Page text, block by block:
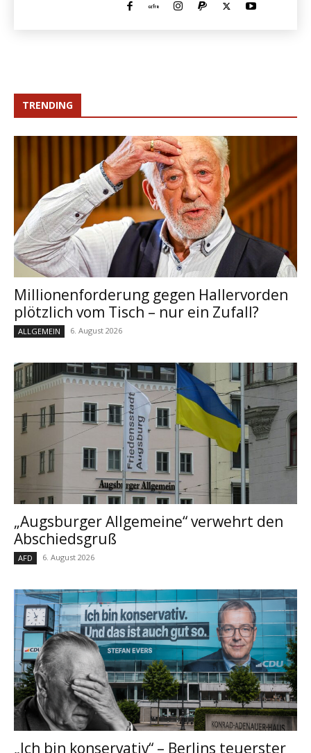
TRENDING
Millionenforderung gegen Hallervorden
plötzlich vom Tisch – nur ein Zufall?
ALLGEMEIN 6. August 2026
„Augsburger Allgemeine“ verwehrt den
Abschiedsgruß
AFD 6. August 2026
„Ich bin konservativ“ – Berlins teuerster